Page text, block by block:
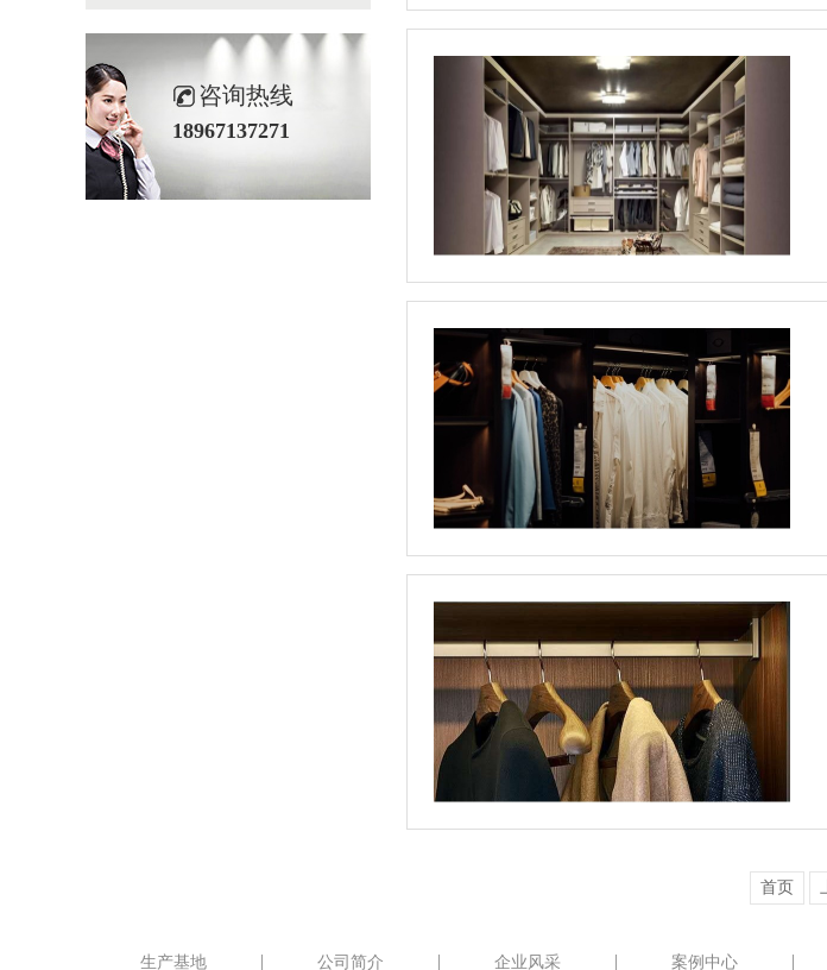
咨询热线
18967137271
首页
生产基地 公司简介 企业风采 案例中心